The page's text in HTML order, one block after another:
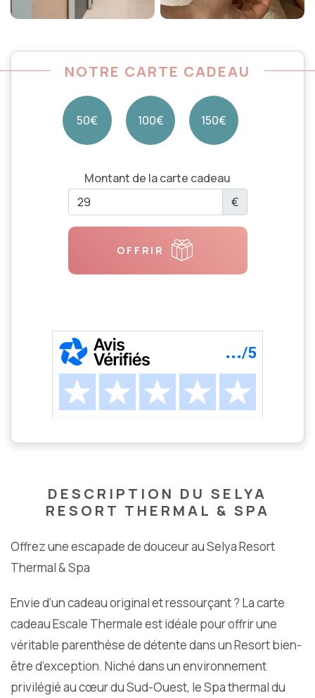
NOTRE CARTE CADEAU
50€ 100€ 150€
Montant de la carte cadeau
€
OFFRIR
DESCRIPTION DU SELYA
RESORT THERMAL & SPA
Offrez une escapade de douceur au Selya Resort
Thermal & Spa
Envie d’un cadeau original et ressourçant ? La carte
cadeau Escale Thermale est idéale pour offrir une
véritable parenthèse de détente dans un Resort bien-
être d’exception. Niché dans un environnement
privilégié au cœur du Sud-Ouest, le Spa thermal du